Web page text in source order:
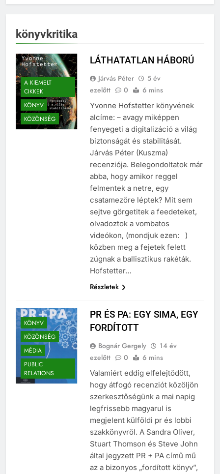
könyvkritika
A KIEMELT
CIKKEK
KÖNYV
KÖZÖNSÉG
LÁTHATATLAN HÁBORÚ
Járvás Péter
5 év
ezelőtt
0 6 mins
Yvonne Hofstetter könyvének
alcíme: – avagy miképpen
fenyegeti a digitalizáció a világ
biztonságát és stabilitását.
Járvás Péter (Kuszma)
recenziója. Belegondoltatok már
abba, hogy amikor reggel
felmentek a netre, egy
csatamezőre léptek? Mit sem
sejtve görgetitek a feedeteket,
olvadoztok a vombatos
videókon, (mondjuk ezen: )
közben meg a fejetek felett
zúgnak a ballisztikus rakéták.
Hofstetter…
Részletek
KÖNYV
KÖZÖNSÉG
MÉDIA
PUBLIC
RELATIONS
PR ÉS PA: EGY SIMA, EGY
FORDÍTOTT
Bognár Gergely
14 év
ezelőtt
0 6 mins
Valamiért eddig elfelejtődött,
hogy átfogó recenziót közöljön
szerkesztőségünk a mai napig
legfrissebb magyarul is
megjelent külföldi pr és lobbi
szakkönyvről. A Sandra Oliver,
Stuart Thomson és Steve John
által jegyzett PR + PA című mű
az a bizonyos „fordított könyv”,